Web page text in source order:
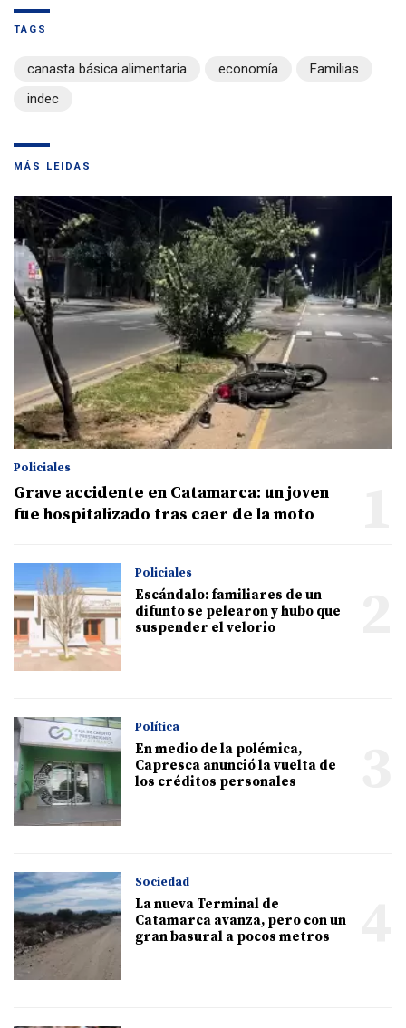
TAGS
canasta básica alimentaria economía
Familias
indec
MÁS LEIDAS
Policiales
Grave accidente en Catamarca: un joven
fue hospitalizado tras caer de la moto
Policiales
Escándalo: familiares de un
difunto se pelearon y hubo que
suspender el velorio
Política
En medio de la polémica,
Capresca anunció la vuelta de
los créditos personales
Sociedad
La nueva Terminal de
Catamarca avanza, pero con un
gran basural a pocos metros